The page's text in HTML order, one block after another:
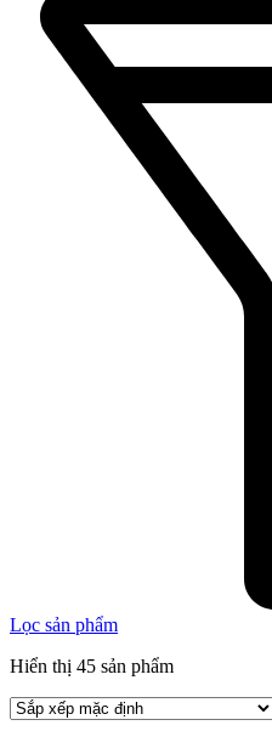
Lọc sản phẩm
Hiển thị 45 sản phẩm